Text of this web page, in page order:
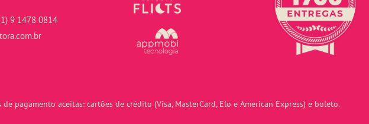
9 1478 0814
de pagamento aceitas: cartões de crédito (Visa, MasterCard, Elo e American Express) e boleto.